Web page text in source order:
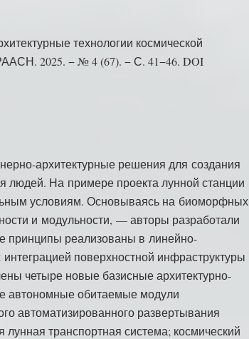
технологии космической
2025. − № 4 (67). − С. 41−46. DOI
архитектурные решения для создания
людей. На примере проекта лунной станции
условиям. Основываясь на биоморфных
и модульности, — авторы разработали
принципы реализованы в линейно-
поверхностной инфраструктуры
четыре новые базисные архитектурно-
автономные обитаемые модули
автоматизированного развертывания
транспортная система; космический